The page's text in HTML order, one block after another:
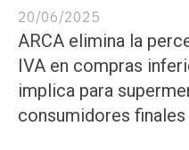
20/06/2025
ARCA elimina la
IVA en compras
implica para
consumidores